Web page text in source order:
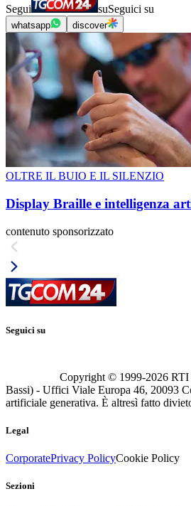
Segui suSeguici su
whatsapp discover
OLTRE IL BUIO E IL SILENZIO
Display Braille e intelligenza
contenuto sponsorizzato
Seguici su
Copyright © 1999-2026 RTI
Bassi) - Uffici Viale Europa 46, 20093
artificiale generativa. È altresì fatto
Legal
CorporatePrivacy PolicyCookie Policy
Sezioni